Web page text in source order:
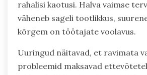
Millised on vaimse tervise
tähelepanuta jätmise
Vaimse tervise tähelepanuta